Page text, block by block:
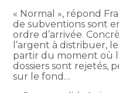
« Normal », répond
de subventions sont
ordre d’arrivée.
l’argent à distribuer,
partir du moment où
dossiers sont rejetés,
sur le fond…